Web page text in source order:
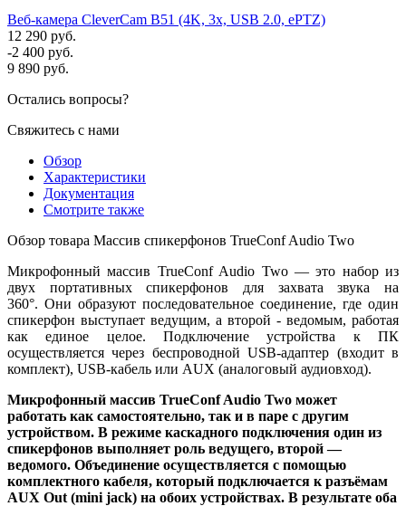
Веб-камера CleverCam B51 (4K, 3x, USB 2.0, ePTZ)
12 290 руб.
-2 400 руб.
9 890 руб.
Остались вопросы?
Свяжитесь с нами
Обзор
Характеристики
Документация
Смотрите также
Обзор товара Массив спикерфонов TrueConf Audio Two
Микрофонный массив TrueConf Audio Two — это набор из
двух портативных спикерфонов для захвата звука на
360°. Они образуют последовательное соединение, где один
спикерфон выступает ведущим, а второй - ведомым, работая
как единое целое. Подключение устройства к ПК
осуществляется через беспроводной USB-адаптер (входит в
комплект), USB-кабель или AUX (аналоговый аудиовход).
Микрофонный массив TrueConf Audio Two может
работать как самостоятельно, так и в паре с другим
устройством. В режиме каскадного подключения один из
спикерфонов выполняет роль ведущего, второй —
ведомого. Объединение осуществляется с помощью
комплектного кабеля, который подключается к разъёмам
AUX Out (mini jack) на обоих устройствах. В результате оба